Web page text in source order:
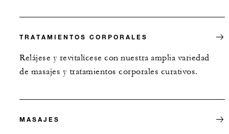
TRATAMIENTOS CORPORALES
Relájese y revitalícese con nuestra amplia variedad
de masajes y tratamientos corporales curativos.
MASAJES